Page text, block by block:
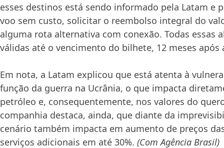
esses destinos está sendo informado pela Latam e
voo sem custo, solicitar o reembolso integral do
alguma rota alternativa com conexão. Todas essas
válidas até o vencimento do bilhete, 12 meses após
Em nota, a Latam explicou que está atenta à
função da guerra na Ucrânia, o que impacta
petróleo e, consequentemente, nos valores do
companhia destaca, ainda, que diante da
cenário também impacta em aumento de preços
serviços adicionais em até 30%. (Com Agência Brasil)